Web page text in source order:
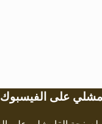
على الفيسبوك